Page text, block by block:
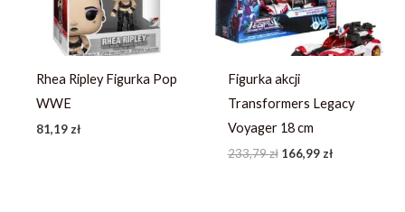
Rhea Ripley Figurka Pop
WWE
81,19 zł
Figurka akcji
Transformers Legacy
Voyager 18 cm
233,79zł 166,99 zł